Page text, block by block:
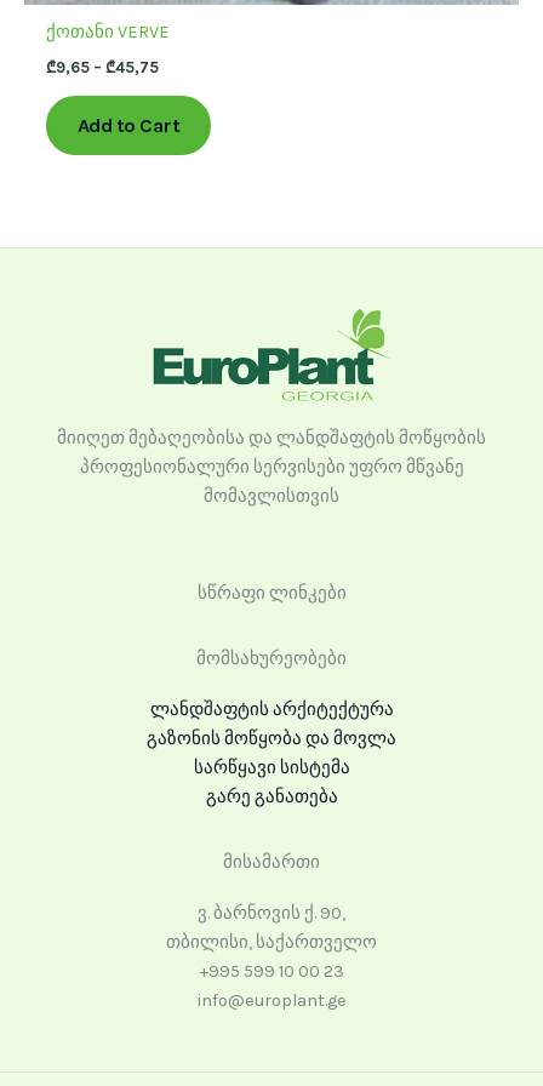
ქოთანი VERVE
₾9,65 – ₾45,75
Add to Cart
მიიღეთ მებაღეობისა და ლანდშაფტის მოწყობის
პროფესიონალური სერვისები უფრო მწვანე
მომავლისთვის
სწრაფი ლინკები
მომსახურეობები
ლანდშაფტის არქიტექტურა
გაზონის მოწყობა და მოვლა
სარწყავი სისტემა
გარე განათება
მისამართი
ვ. ბარნოვის ქ. 90,
თბილისი, საქართველო
+995 599 10 00 23
info@europlant.ge